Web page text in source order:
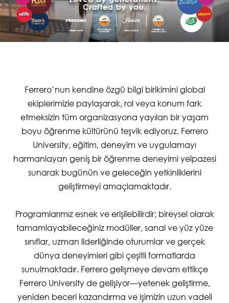
Ferrero’nun kendine özgü bilgi birikimini global
ekiplerimizle paylaşarak, rol veya konum fark
etmeksizin tüm organizasyona yayılan bir yaşam
boyu öğrenme kültürünü teşvik ediyoruz. Ferrero
University, eğitim, deneyim ve uygulamayı
harmanlayan geniş bir öğrenme deneyimi yelpazesi
sunarak bugünün ve geleceğin yetkinliklerini
geliştirmeyi amaçlamaktadır.
Programlarımız esnek ve erişilebilirdir; bireysel olarak
tamamlayabileceğiniz modüller, sanal ve yüz yüze
sınıflar, uzman liderliğinde oturumlar ve gerçek
dünya deneyimleri gibi çeşitli formatlarda
sunulmaktadır. Ferrero gelişmeye devam ettikçe
Ferrero University de gelişiyor—yetenek geliştirme,
yeniden beceri kazandırma ve işimizin uzun vadeli